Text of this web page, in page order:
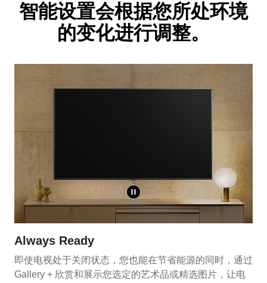
智能设置会根据您所处环境
的变化进行调整。
Always Ready
即使电视处于关闭状态，您也能在节省能源的同时，通过
Gallery + 欣赏和展示您选定的艺术品或精选图片，让电